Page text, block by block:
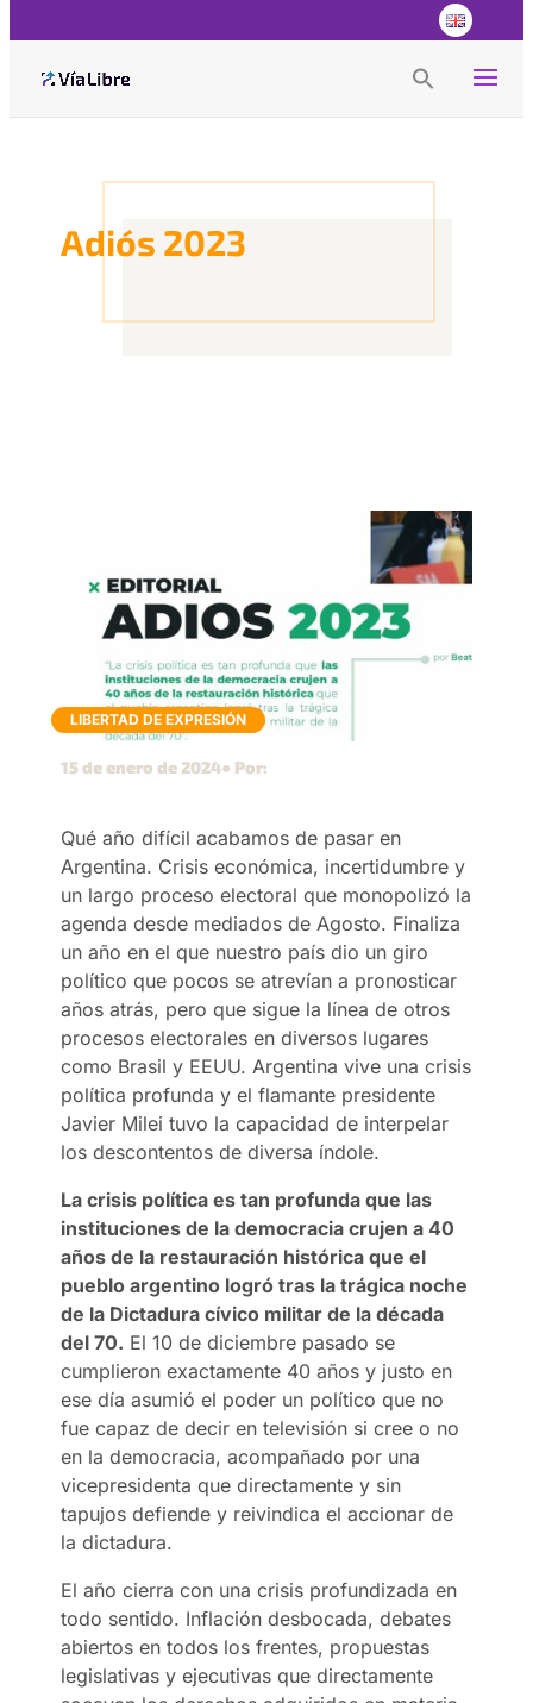
Search Button
Adiós 2023
LIBERTAD DE EXPRESIÓN
15 de enero de 2024● Por:
Qué año difícil acabamos de pasar en
Argentina. Crisis económica, incertidumbre y
un largo proceso electoral que monopolizó la
agenda desde mediados de Agosto. Finaliza
un año en el que nuestro país dio un giro
político que pocos se atrevían a pronosticar
años atrás, pero que sigue la línea de otros
procesos electorales en diversos lugares
como Brasil y EEUU. Argentina vive una crisis
política profunda y el flamante presidente
Javier Milei tuvo la capacidad de interpelar
los descontentos de diversa índole.
La crisis política es tan profunda que las
instituciones de la democracia crujen a 40
años de la restauración histórica que el
pueblo argentino logró tras la trágica noche
de la Dictadura cívico militar de la década
del 70. El 10 de diciembre pasado se
cumplieron exactamente 40 años y justo en
ese día asumió el poder un político que no
fue capaz de decir en televisión si cree o no
en la democracia, acompañado por una
vicepresidenta que directamente y sin
tapujos defiende y reivindica el accionar de
la dictadura.
El año cierra con una crisis profundizada en
todo sentido. Inflación desbocada, debates
abiertos en todos los frentes, propuestas
legislativas y ejecutivas que directamente